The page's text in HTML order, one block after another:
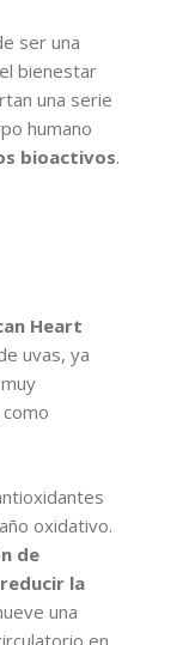
ser una
bienestar
una serie
humano
bioactivos.
Heart
uvas, ya
oxidativo.
de
reducir la
una
en